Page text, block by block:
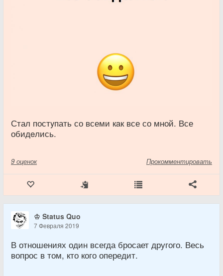
Стал постyпать со всеми кaк все со мной. Все
обидeлись.
9 оценок Прокомментировать
♔ Status Quo
7 Февраля 2019
В отношениях один всегда бросает другого. Весь
вопрос в том, кто кого опередит.